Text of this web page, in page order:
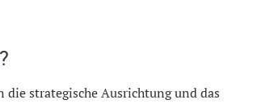
strategische Ausrichtung und das